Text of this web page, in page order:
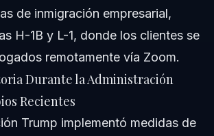
de inmigración empresarial,
H-1B y L-1, donde los clientes se
remotamente vía Zoom.
Durante la Administración
Recientes
Trump implementó medidas de